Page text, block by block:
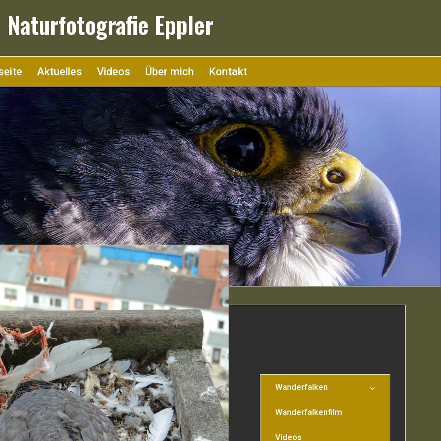
Naturfotografie Eppler
Aktuelles Videos Über mich Kontakt
Knochen
Wanderfalken
Wanderfalkenfilm
Videos